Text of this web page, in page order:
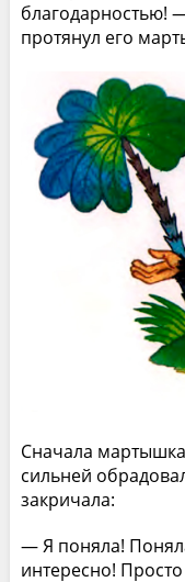
благодарностью!
протянул его
Сначала
сильней
закричала:
— Я поняла!
интересно!